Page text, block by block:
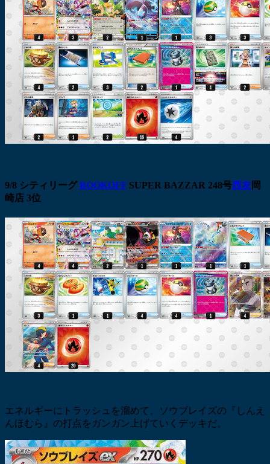
9/8 シティリーグBOOKOFF SUPER BAZZAR 248号西友岡
崎店 3位
エネルギーにトラッシュを溜めて、ソウブレイズの『しんえ
んほむら』の打点をガンガン上げていくデッキだ。